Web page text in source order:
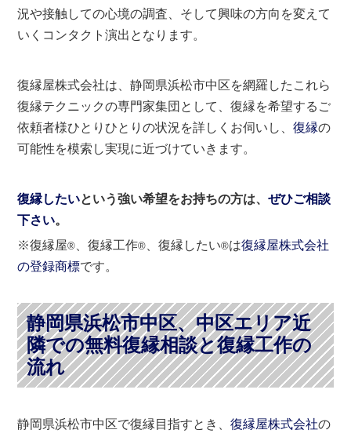
況や接触しての心境の調査、そして興味の方向を変えて
いくコンタクト演出となります。
復縁屋株式会社は、静岡県浜松市中区を網羅したこれら
復縁テクニックの専門家集団として、復縁を希望するご
依頼者様ひとりひとりの状況を詳しくお伺いし、復縁の
可能性を模索し実現に近づけていきます。
復縁したいという強い希望をお持ちの方は、ぜひご相談
下さい。
※復縁屋® 、復縁工作® 、復縁したい®は復縁屋株式会社
の登録商標です。
静岡県浜松市中区、中区エリア近
隣での無料復縁相談と復縁工作の
流れ
静岡県浜松市中区で復縁目指すとき、復縁屋株式会社の